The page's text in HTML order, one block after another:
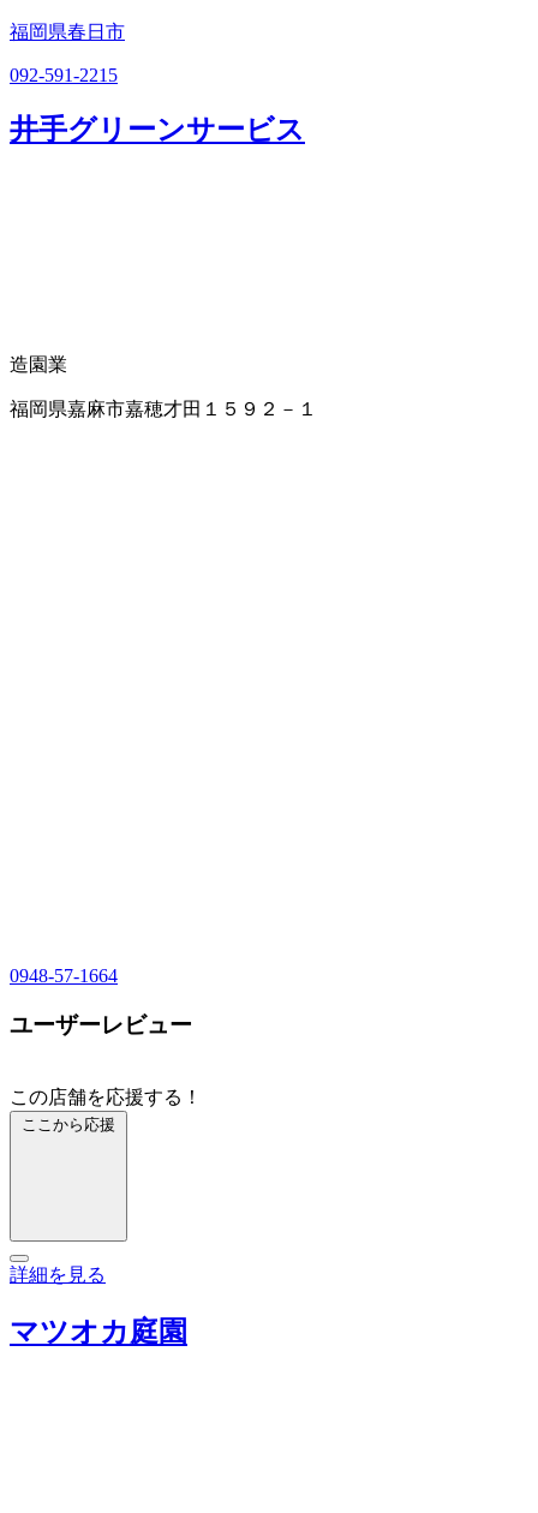
福岡県春日市
092-591-2215
井手グリーンサービス
造園業
福岡県嘉麻市嘉穂才田１５９２－１
0948-57-1664
ユーザーレビュー
この店舗を応援する！
ここから応援
詳細を見る
マツオカ庭園